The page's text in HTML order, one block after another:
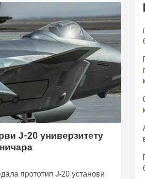
Ј-20 универзитету
прототип Ј-20 установи